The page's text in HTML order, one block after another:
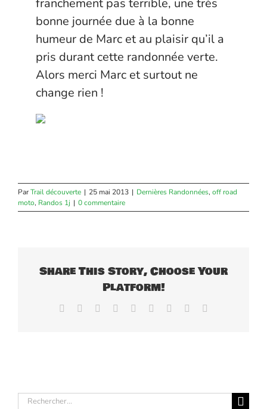
franchement pas terrible, une très
bonne journée due à la bonne
humeur de Marc et au plaisir qu’il a
pris durant cette randonnée verte.
Alors merci Marc et surtout ne
change rien !
ParTrail découverte | 25 mai 2013 | Dernières Randonnées, off road
moto, Randos 1j | 0 commentaire
Share This Story, Choose Your
Platform!
Facebook Reddit LinkedInWhatsApp
TumblrPinterest
Rechercher: